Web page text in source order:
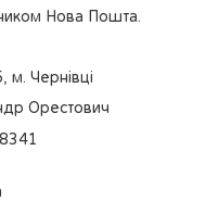
Нова Пошта.
Чернівці
Орестович